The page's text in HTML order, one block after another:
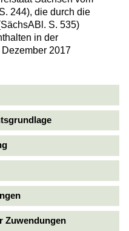
244), die durch die
S. 535)
in der
2017
Zuwendungen